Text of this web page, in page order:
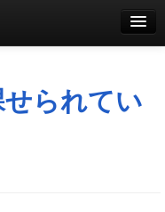
られてい